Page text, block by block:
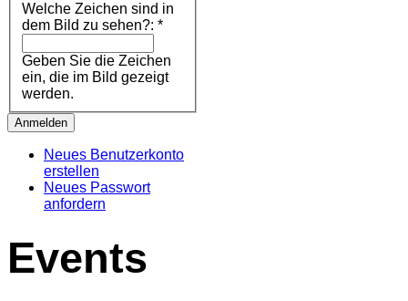
Welche Zeichen sind in
dem Bild zu sehen?: *
Geben Sie die Zeichen
ein, die im Bild gezeigt
werden.
Neues Benutzerkonto
erstellen
Neues Passwort
anfordern
Events